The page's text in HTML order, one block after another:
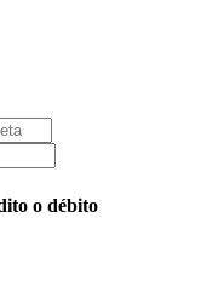
o débito